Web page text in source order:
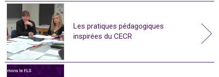
Les pratiques pédagogiques
inspirées du CECR